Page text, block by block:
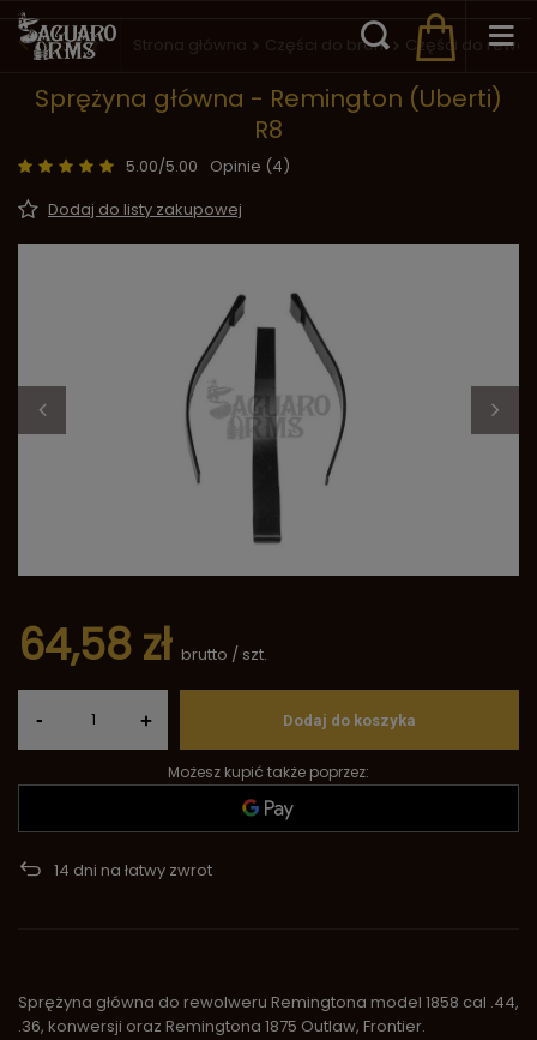
Wstecz Strona główna Części do broni Części do
Sprężyna główna - Remington (Uberti)
R8
5.00/5.00
Opinie (4)
Dodaj do listy zakupowej
64,58 zł brutto / szt.
- + Dodaj do koszyka
Możesz kupić także poprzez:
14 dni na łatwy zwrot
Sprężyna główna do rewolweru Remingtona model 1858 cal .44,
.36, konwersji oraz Remingtona 1875 Outlaw, Frontier.